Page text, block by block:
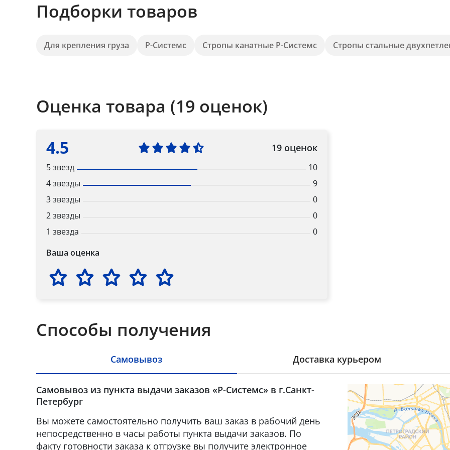
Подборки товаров
Для крепления груза Р-Системс Стропы канатные Р-Системс Стропы стальные
Оценка товара (19 оценок)
4.5 19 оценок
5 звезд
10
4 звезды
9
3 звезды
0
2 звезды
0
1 звезда
0
Ваша оценка
Способы получения
Самовывоз Доставка курьером
Самовывоз из пункта выдачи заказов «Р-Системс» в г.Санкт-
Петербург
Вы можете самостоятельно получить ваш заказ в рабочий день
непосредственно в часы работы пункта выдачи заказов. По
факту готовности заказа к отгрузке вы получите электронное